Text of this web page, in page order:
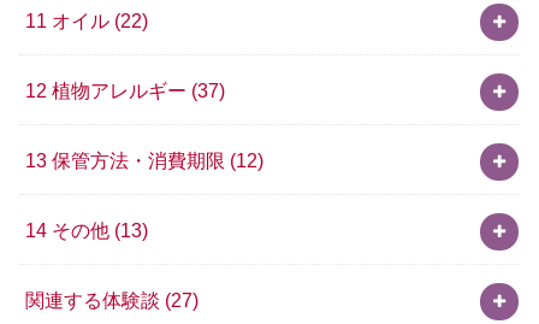
11 オイル (22)
12 植物アレルギー (37)
13 保管方法・消費期限 (12)
14 その他 (13)
関連する体験談 (27)